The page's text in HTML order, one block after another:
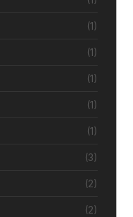
(1)
(1)
(1)
(1)
(1)
(3)
(2)
(2)